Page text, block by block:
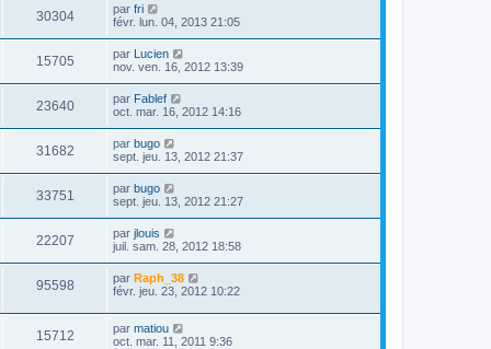
30304 par fri
févr. lun. 04, 2013 21:05
15705 par Lucien
nov. ven. 16, 2012 13:39
23640 par Fablef
oct. mar. 16, 2012 14:16
31682 par bugo
sept. jeu. 13, 2012 21:37
33751 par bugo
sept. jeu. 13, 2012 21:27
22207 par jlouis
juil. sam. 28, 2012 18:58
95598 par Raph_38
févr. jeu. 23, 2012 10:22
15712 par matiou
oct. mar. 11, 2011 9:36